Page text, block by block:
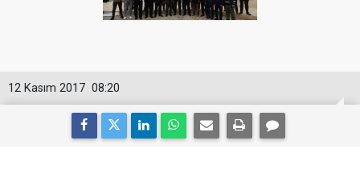
08:20
12 Kasım 2017